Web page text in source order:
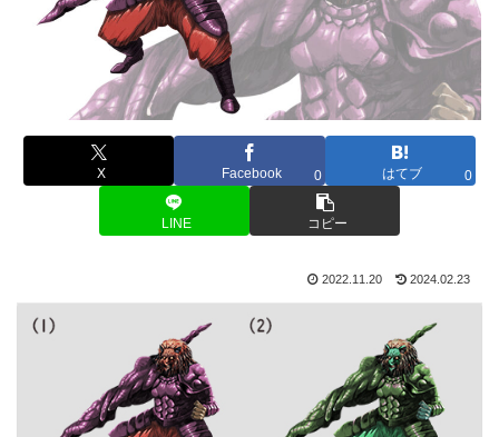
X Facebook 0 はてブ 0
LINE コピー
2022.11.20 2024.02.23